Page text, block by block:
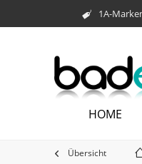
1A-
HOME
Übersicht